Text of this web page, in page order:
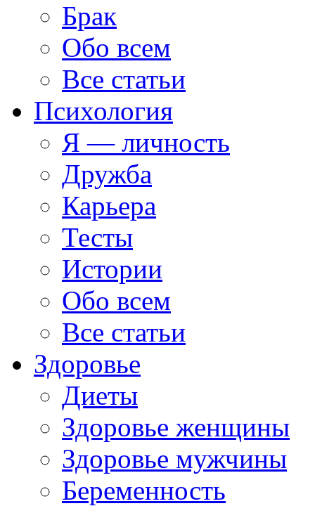
Брак
Обо всем
Все статьи
Психология
Я — личность
Дружба
Карьера
Тесты
Истории
Обо всем
Все статьи
Здоровье
Диеты
Здоровье женщины
Здоровье мужчины
Беременность